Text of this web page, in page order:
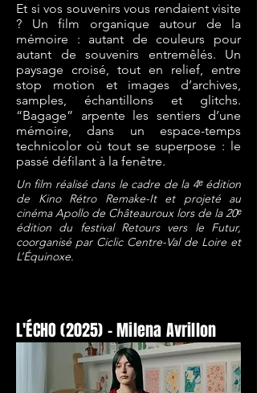
Et si vos souvenirs vous rendaient visite
? Un film organique autour de la
mémoire : autant de couleurs pour
autant de souvenirs entremêlés. Un
paysage croisé, tout en relief, entre
stop motion et images d’archives,
samples, échantillons et glitchs.
“Bagage” arpente les sentiers d’une
mémoire, dans un espace-temps
technicolor où tout se superpose : le
passé défilant à la fenêtre.
Un film réalisé dans le cadre de la 4ᵉ édition
de Kino Rétro Remake-It et projeté au
cinéma Apollo de Châteauroux lors de la 20ᵉ
édition du festival Retours vers le Futur,
coorganisé par Ciclic Centre-Val de Loire et
L’Équinoxe.
L'ÉCHO (2025) - Milena Avrillon